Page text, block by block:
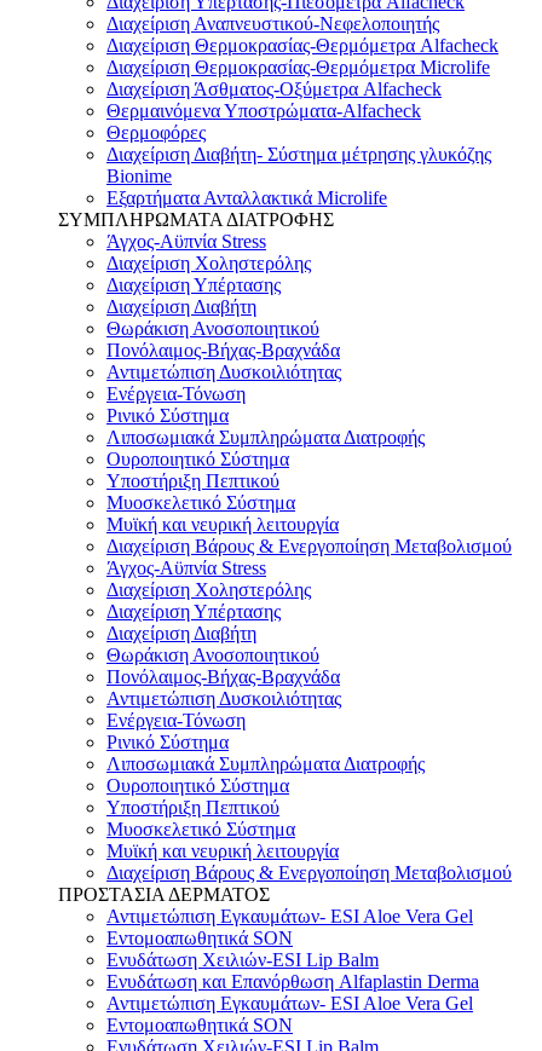
Διαχείριση Αναπνευστικού-Νεφελοποιητής
Διαχείριση Θερμοκρασίας-Θερμόμετρα Alfacheck
Διαχείριση Θερμοκρασίας-Θερμόμετρα Microlife
Διαχείριση Άσθματος-Οξύμετρα Alfacheck
Θερμαινόμενα Υποστρώματα-Alfacheck
Θερμοφόρες
Διαχείριση Διαβήτη- Σύστημα μέτρησης γλυκόζης
Bionime
Εξαρτήματα Ανταλλακτικά Microlife
ΣΥΜΠΛΗΡΩΜΑΤΑ ΔΙΑΤΡΟΦΗΣ
Άγχος-Αϋπνία Stress
Διαχείριση Χοληστερόλης
Διαχείριση Υπέρτασης
Διαχείριση Διαβήτη
Θωράκιση Ανοσοποιητικού
Πονόλαιμος-Βήχας-Βραχνάδα
Αντιμετώπιση Δυσκοιλιότητας
Eνέργεια-Τόνωση
Ρινικό Σύστημα
Λιποσωμιακά Συμπληρώματα Διατροφής
Ουροποιητικό Σύστημα
Υποστήριξη Πεπτικού
Μυοσκελετικό Σύστημα
Μυϊκή και νευρική λειτουργία
Διαχείριση Βάρους & Ενεργοποίηση Μεταβολισμού
Άγχος-Αϋπνία Stress
Διαχείριση Χοληστερόλης
Διαχείριση Υπέρτασης
Διαχείριση Διαβήτη
Θωράκιση Ανοσοποιητικού
Πονόλαιμος-Βήχας-Βραχνάδα
Αντιμετώπιση Δυσκοιλιότητας
Eνέργεια-Τόνωση
Ρινικό Σύστημα
Λιποσωμιακά Συμπληρώματα Διατροφής
Ουροποιητικό Σύστημα
Υποστήριξη Πεπτικού
Μυοσκελετικό Σύστημα
Μυϊκή και νευρική λειτουργία
Διαχείριση Βάρους & Ενεργοποίηση Μεταβολισμού
ΠΡΟΣΤΑΣΙΑ ΔΕΡΜΑΤΟΣ
Αντιμετώπιση Εγκαυμάτων- ESI Aloe Vera Gel
Εντομοαπωθητικά SON
Ενυδάτωση Χειλιών-ESI Lip Balm
Ενυδάτωση και Επανόρθωση Alfaplastin Derma
Αντιμετώπιση Εγκαυμάτων- ESI Aloe Vera Gel
Εντομοαπωθητικά SON